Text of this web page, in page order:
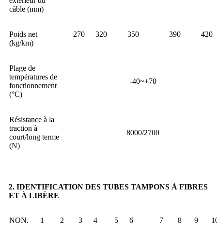
câble (mm)
Poids net
(kg/km)
270 320 350 390 420
Plage de
températures de
fonctionnement
(°C)
-40~+70
Résistance à la
traction à
court/long terme
(N)
8000/2700
2. IDENTIFICATION DES TUBES TAMPONS À FIBRES
ET À LIBÈRE
NON. 1 2 3 4 5 6 7 8 9